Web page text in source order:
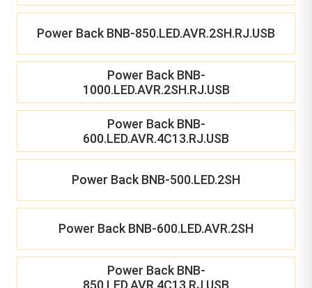
Power Back BNB-850.LED.AVR.2SH.RJ.USB
Power Back BNB-
1000.LED.AVR.2SH.RJ.USB
Power Back BNB-
600.LED.AVR.4C13.RJ.USB
Power Back BNB-500.LED.2SH
Power Back BNB-600.LED.AVR.2SH
Power Back BNB-
850.LED.AVR.4C13.RJ.USB